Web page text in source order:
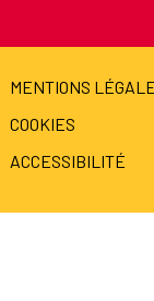
MENTIONS
COOKIES
ACCESSIBILITÉ